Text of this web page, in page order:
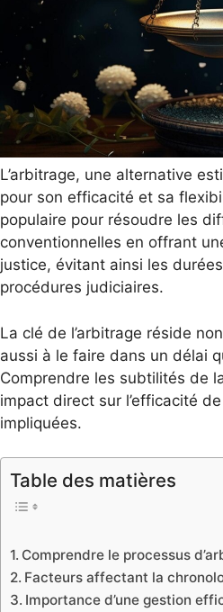
L’arbitrage, une alternative
pour son efficacité et sa
populaire pour résoudre les
conventionnelles en offrant
justice, évitant ainsi les
procédures judiciaires.
La clé de l’arbitrage réside
aussi à le faire dans un délai
Comprendre les subtilités de
impact direct sur l’efficacité
impliquées.
Table des matières
Comprendre le processus
Facteurs affectant la
Importance d’une gestion